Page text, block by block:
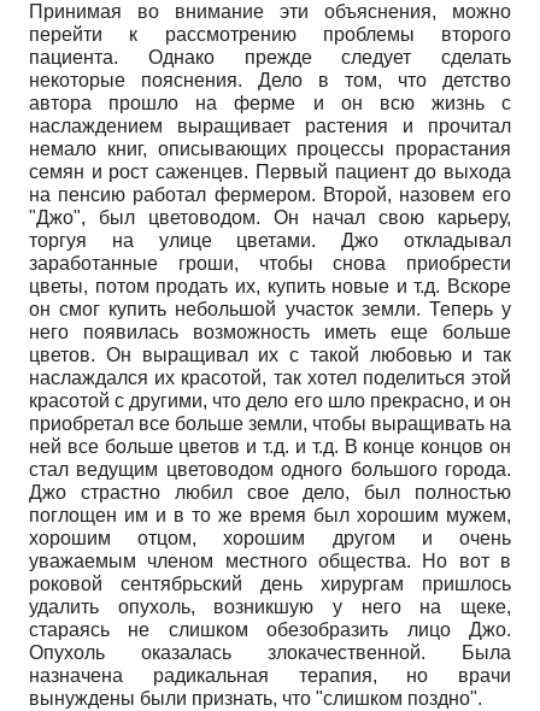
Принимая во внимание эти объяснения, можно
перейти к рассмотрению проблемы второго
пациента. Однако прежде следует сделать
некоторые пояснения. Дело в том, что детство
автора прошло на ферме и он всю жизнь с
наслаждением выращивает растения и прочитал
немало книг, описывающих процессы прорастания
семян и рост саженцев. Первый пациент до выхода
на пенсию работал фермером. Второй, назовем его
"Джо", был цветоводом. Он начал свою карьеру,
торгуя на улице цветами. Джо откладывал
заработанные гроши, чтобы снова приобрести
цветы, потом продать их, купить новые и т.д. Вскоре
он смог купить небольшой участок земли. Теперь у
него появилась возможность иметь еще больше
цветов. Он выращивал их с такой любовью и так
наслаждался их красотой, так хотел поделиться этой
красотой с другими, что дело его шло прекрасно, и он
приобретал все больше земли, чтобы выращивать на
ней все больше цветов и т.д. и т.д. В конце концов он
стал ведущим цветоводом одного большого города.
Джо страстно любил свое дело, был полностью
поглощен им и в то же время был хорошим мужем,
хорошим отцом, хорошим другом и очень
уважаемым членом местного общества. Но вот в
роковой сентябрьский день хирургам пришлось
удалить опухоль, возникшую у него на щеке,
стараясь не слишком обезобразить лицо Джо.
Опухоль оказалась злокачественной. Была
назначена радикальная терапия, но врачи
вынуждены были признать, что "слишком поздно".